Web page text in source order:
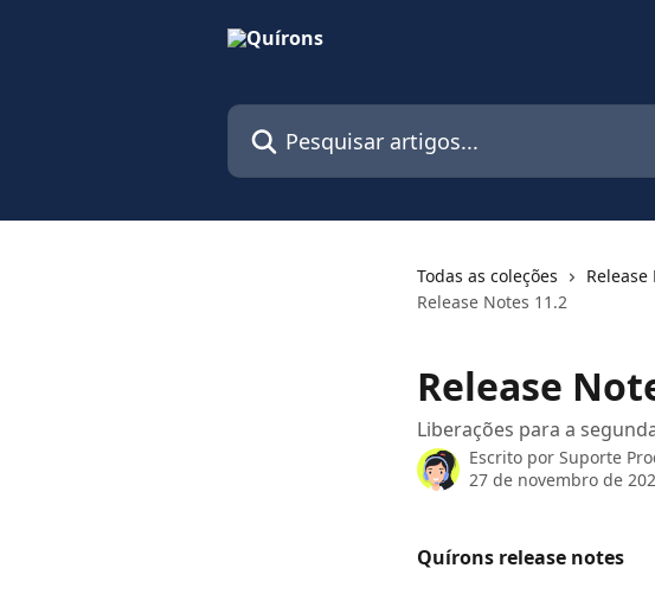
Pesquisar artigos...
Todas as coleções Release
Release Notes 11.2
Release
Liberações para a
Escrito por Suporte
27 de novembro de
Quírons release notes